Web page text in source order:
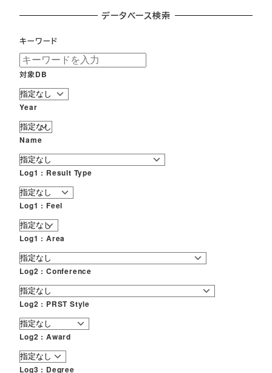
データベース検索
キーワード
対象DB
Year
Name
Log1 : Result Type
Log1 : Feel
Log1 : Area
Log2 : Conference
Log2 : PRST Style
Log2 : Award
Log3 : Degree